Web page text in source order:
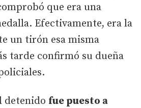
que era una
Efectivamente, era la
un tirón esa misma
tarde confirmó su dueña
detenido fue puesto a